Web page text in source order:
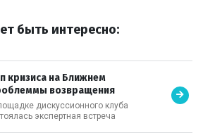
быть интересно:
кризиса на Ближнем
возвращения
боевиков»
дискуссионного клуба
экспертная встреча